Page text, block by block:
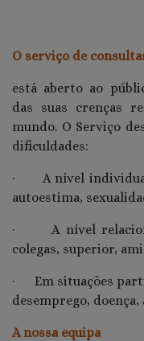
O serviço de
está aberto ao
das suas crenças
mundo. O Serviço
dificuldades:
· A nível
autoestima,
· A nível
colegas, superior,
· Em situações
desemprego,
A nossa equipa